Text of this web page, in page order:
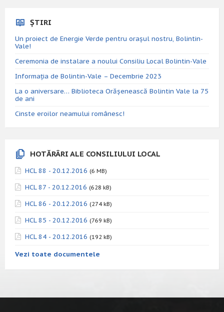
ȘTIRI
Un proiect de Energie Verde pentru orașul nostru, Bolintin-
Vale!
Ceremonia de instalare a noului Consiliu Local Bolintin-Vale
Informația de Bolintin-Vale – Decembrie 2023
La o aniversare… Biblioteca Orăşenească Bolintin Vale la 75
de ani
Cinste eroilor neamului românesc!
HOTĂRÂRI ALE CONSILIULUI LOCAL
HCL 88 - 20.12.2016 (6 MB)
HCL 87 - 20.12.2016 (628 kB)
HCL 86 - 20.12.2016 (274 kB)
HCL 85 - 20.12.2016 (769 kB)
HCL 84 - 20.12.2016 (192 kB)
Vezi toate documentele